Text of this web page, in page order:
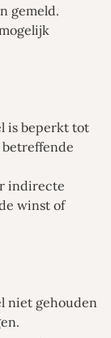
gemeld.
is beperkt tot
betreffende
indirecte
winst of
niet gehouden